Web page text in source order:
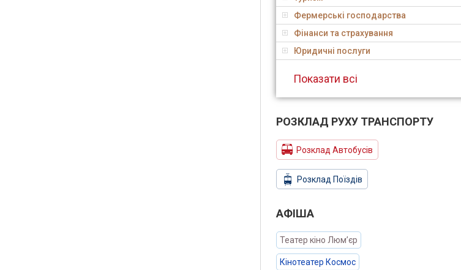
Фермерські господарства
Фінанси та страхування
Юридичні послуги
Показати всі
РОЗКЛАД РУХУ ТРАНСПОРТУ
Розклад Автобусів
Розклад Поїздів
АФIША
Театер кіно Люм’єр
Кінотеатер Космос